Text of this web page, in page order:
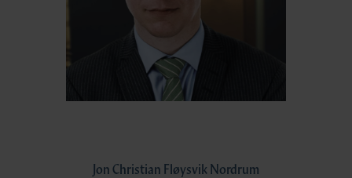
Jon Christian Fløysvik Nordrum